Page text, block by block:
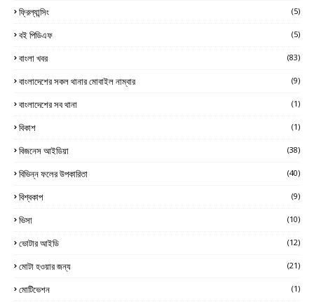
ফ্রিল্যান্সিং (5)
বই পিডিএফ (5)
বাংলা খবর (83)
বাংলাদেশের সকল থানার মোবাইল নাম্বার (9)
বাংলাদেশের সব থানা (1)
বিকাশ (1)
বিজনেস আইডিয়া (38)
বিভিন্ন ফলের উপকারিতা (40)
বিশ্বকাপ (9)
ভিসা (10)
ভোটার আইডি (12)
মোটা হওয়ার জন্য (21)
মোটিভেশন (1)